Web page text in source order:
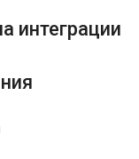
интеграции